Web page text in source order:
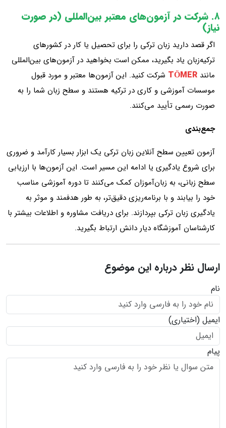
۸. شرکت در آزمون‌های معتبر بین‌المللی (در صورت
نیاز)
اگر قصد دارید زبان ترکی را برای تحصیل یا کار در کشورهای
ترکیه‌زبان یاد بگیرید، ممکن است بخواهید در آزمون‌های بین‌المللی
مانند TÖMER شرکت کنید. این آزمون‌ها معتبر و مورد قبول
موسسات آموزشی و کاری در ترکیه هستند و سطح زبان شما را به
صورت رسمی تأیید می‌کنند.
جمع‌بندی
آزمون تعیین سطح آنلاین زبان ترکی یک ابزار بسیار کارآمد و ضروری
برای شروع یادگیری یا ادامه این مسیر است. این آزمون‌ها با ارزیابی
سطح زبانی، به زبان‌آموزان کمک می‌کنند تا دوره آموزشی مناسب
خود را بیابند و با برنامه‌ریزی دقیق‌تر، به طور هدفمند و موثر به
یادگیری زبان ترکی بپردازند. برای دریافت مشاوره و اطلاعات بیشتر با
کارشناسان آموزشگاه دیار دانش ارتباط بگیرید.
ارسال نظر درباره این موضوع
نام
ایمیل (اختیاری)
پیام